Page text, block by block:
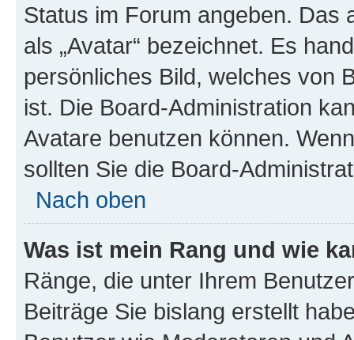
Status im Forum angeben. Das
als „Avatar“ bezeichnet. Es
persönliches Bild, welches von
ist. Die Board-Administration
Avatare benutzen können.
sollten Sie die Board-
Nach oben
Was ist mein Rang und wie
Ränge, die unter Ihrem
Beiträge Sie bislang erstellt